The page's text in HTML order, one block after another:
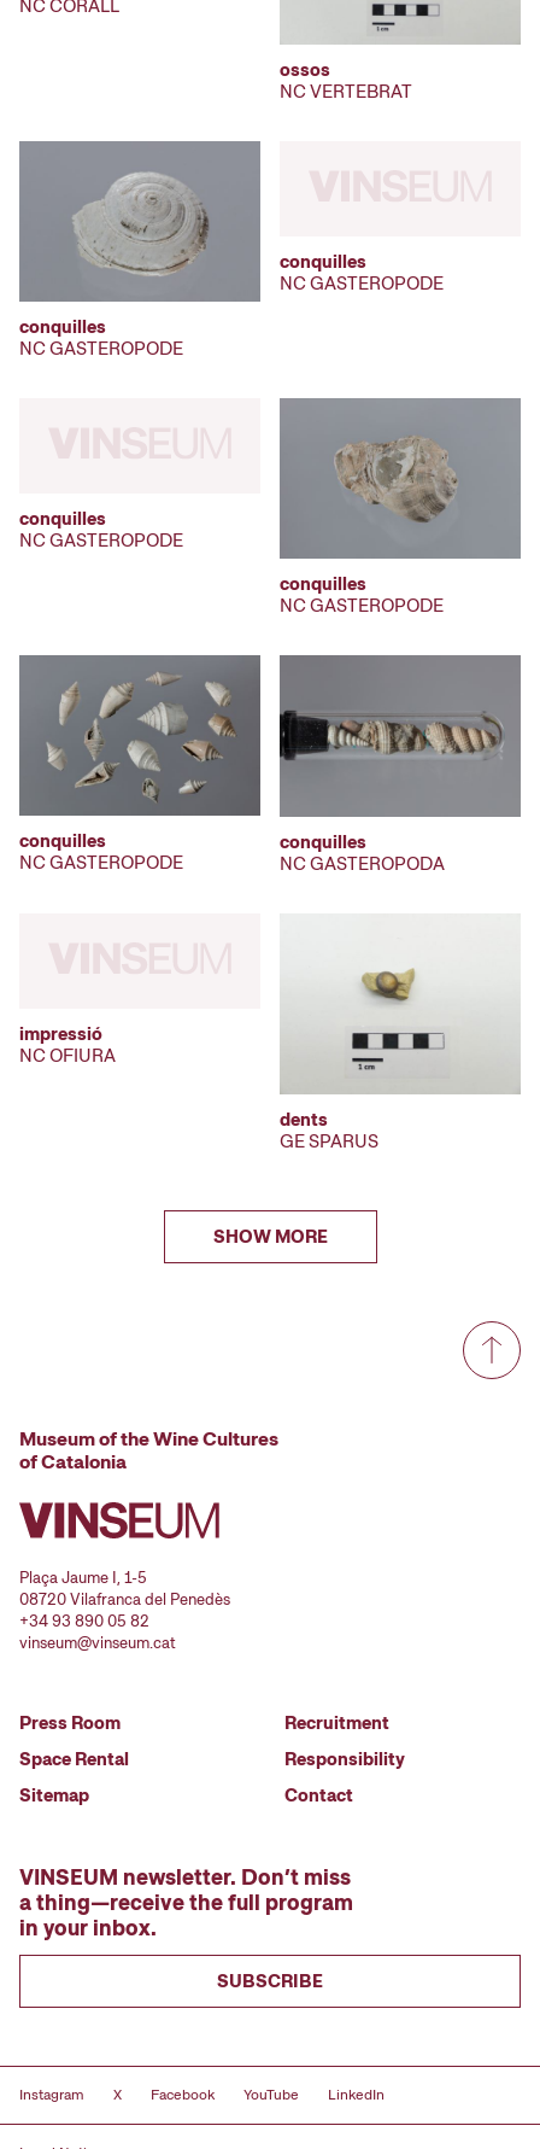
NC CORALL
ossos
NC VERTEBRAT
conquilles
NC GASTEROPODE
conquilles
NC GASTEROPODE
conquilles
NC GASTEROPODE
conquilles
NC GASTEROPODE
conquilles
NC GASTEROPODE
conquilles
NC GASTEROPODA
impressió
NC OFIURA
dents
GE SPARUS
SHOW MORE
Museum of the Wine Cultures
of Catalonia
Plaça Jaume I, 1-5
08720 Vilafranca del Penedès
+34 93 890 05 82
vinseum@vinseum.cat
Press Room
Space Rental
Sitemap
Recruitment
Responsibility
Contact
VINSEUM newsletter. Don’t miss
a thing—receive the full program
in your inbox.
SUBSCRIBE
Instagram X Facebook YouTube LinkedIn